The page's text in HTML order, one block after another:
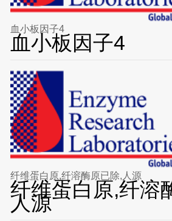
血小板因子4
血小板因子4
纤维蛋白原,纤溶酶原已除,人源
纤维蛋白原,纤溶
人源